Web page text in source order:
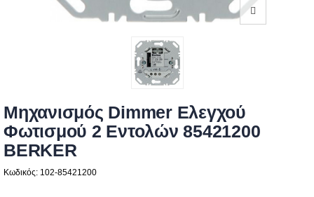
Μηχανισμός Dimmer Ελεγχού
Φωτισμού 2 Εντολών 85421200
BERKER
Κωδικός: 102-85421200